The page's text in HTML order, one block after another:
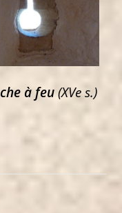
à feu(XVe s.)